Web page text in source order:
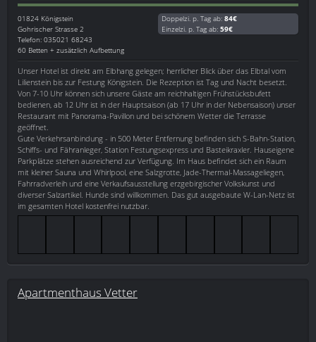
01824 Königstein
Gohrischer Strasse 2
Telefon: 035021 68243
60 Betten + zusätzlich Aufbettung
Doppelzi. p. Tag ab: 84€
Einzelzi. p. Tag ab: 59€
Unser Hotel ist direkt am Elbhang gelegen; herrlicher Blick über das Elbtal vom
Lilienstein bis zur Festung Königstein. Die Rezeption ist Tag und Nacht besetzt.
Von 7-10 Uhr können sich unsere Gäste am reichhaltigen Frühstücksbufett
bedienen, ab 12 Uhr ist in der Hauptsaison (ab 17 Uhr in der Nebensaison) unser
Restaurant mit Panorama-Pavillon und bei schönem Wetter die Terrasse
geöffnet.
Gute Verkehrsanbindung - in 500 Meter Entfernung befinden sich S-Bahn-Station,
Schiffs- und Fähranleger, Station Festungsexpress und Basteikraxler. Hauseigene
Parkplätze stehen ausreichend zur Verfügung. Im Haus befindet sich ein Raum
mit kleiner Sauna und Whirlpool, eine Salzgrotte, Jade-Thermal-Massageliegen,
Fahrradverleih und eine Verkaufsausstellung erzgebirgischer Volkskunst und
diverser Salzartikel. Hunde sind willkommen. Das gut ausgebaute W-Lan-Netz ist
im gesamten Hotel kostenfrei nutzbar.
Apartmenthaus Vetter